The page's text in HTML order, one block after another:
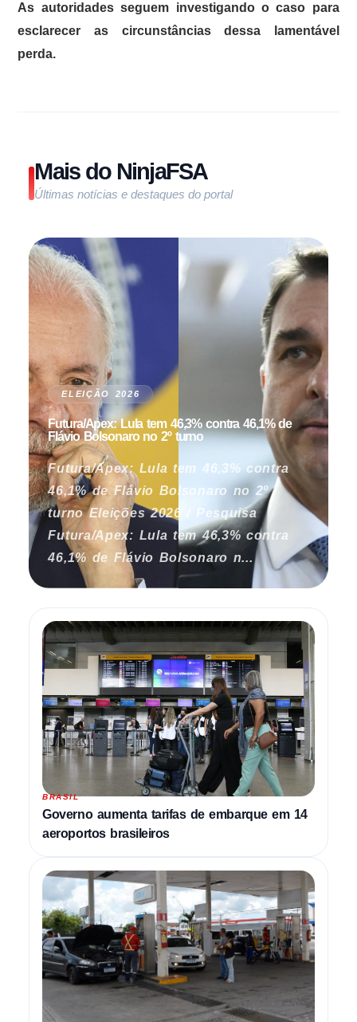
As autoridades seguem investigando o caso para
esclarecer as circunstâncias dessa lamentável
perda.
Mais do NinjaFSA
Últimas notícias e destaques do portal
ELEIÇÃO 2026
Futura/Apex: Lula tem 46,3% contra 46,1% de
Flávio Bolsonaro no 2º turno
Futura/Apex: Lula tem 46,3% contra
46,1% de Flávio Bolsonaro no 2º
turno Eleições 2026 / Pesquisa
Futura/Apex: Lula tem 46,3% contra
46,1% de Flávio Bolsonaro n...
BRASIL
Governo aumenta tarifas de embarque em 14
aeroportos brasileiros